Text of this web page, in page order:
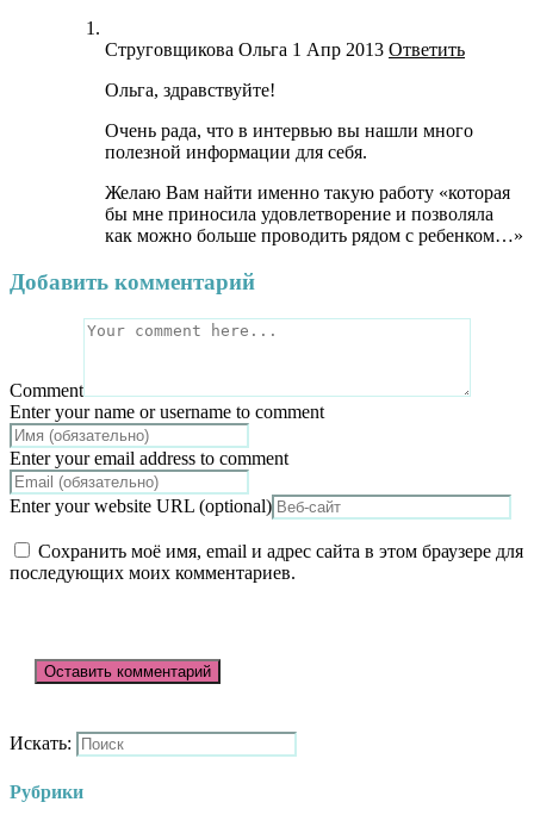
Струговщикова Ольга 1 Апр 2013 Ответить
Ольга, здравствуйте!
Очень рада, что в интервью вы нашли много
полезной информации для себя.
Желаю Вам найти именно такую работу «которая
бы мне приносила удовлетворение и позволяла
как можно больше проводить рядом с ребенком…»
Добавить комментарий
Comment
Enter your name or username to comment
Enter your email address to comment
Enter your website URL (optional)
Сохранить моё имя, email и адрес сайта в этом браузере для
последующих моих комментариев.
Искать:
Рубрики